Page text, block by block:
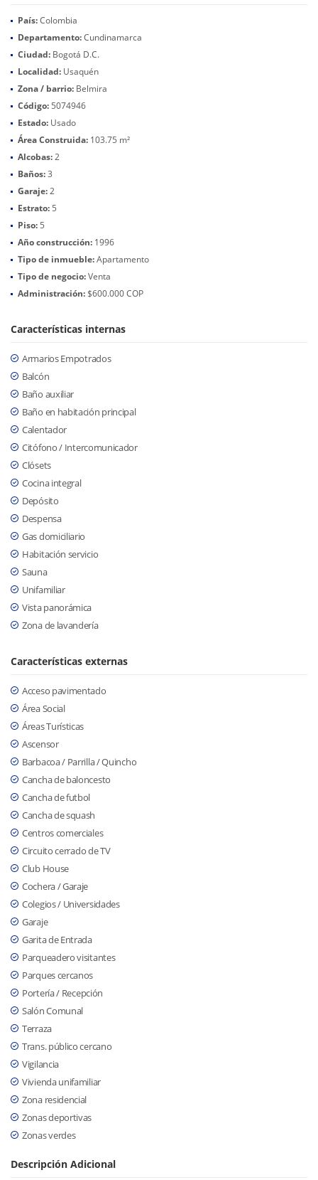
País:Colombia
Departamento:Cundinamarca
Ciudad: Bogotá D.C.
Localidad: Usaquén
Zona / barrio: Belmira
Código: 5074946
Estado: Usado
Área Construida: 103.75 m²
Alcobas:2
Baños:3
Garaje:2
Estrato: 5
Piso: 5
Año construcción: 1996
Tipo de inmueble:Apartamento
Tipo de negocio:Venta
Administración:$600.000 COP
Características internas
Armarios Empotrados
Balcón
Baño auxiliar
Baño en habitación principal
Calentador
Citófono / Intercomunicador
Clósets
Cocina integral
Depósito
Despensa
Gas domiciliario
Habitación servicio
Sauna
Unifamiliar
Vista panorámica
Zona de lavandería
Características externas
Acceso pavimentado
Área Social
Áreas Turísticas
Ascensor
Barbacoa / Parrilla / Quincho
Cancha de baloncesto
Cancha de futbol
Cancha de squash
Centros comerciales
Circuito cerrado de TV
Club House
Cochera / Garaje
Colegios / Universidades
Garaje
Garita de Entrada
Parqueadero visitantes
Parques cercanos
Portería / Recepción
Salón Comunal
Terraza
Trans. público cercano
Vigilancia
Vivienda unifamiliar
Zona residencial
Zonas deportivas
Zonas verdes
Descripción Adicional